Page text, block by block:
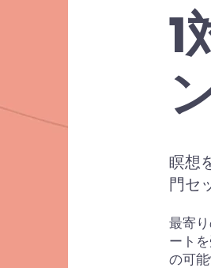
1
瞑想
門セ
最寄
ート
の可